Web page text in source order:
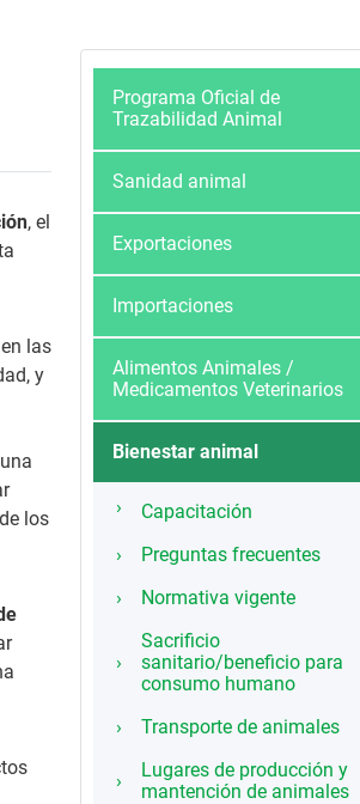
, el
las
y
los
Programa Oficial de
Trazabilidad Animal
Sanidad animal
Exportaciones
Importaciones
Alimentos Animales /
Medicamentos Veterinarios
Bienestar animal
Capacitación
Preguntas frecuentes
Normativa vigente
Sacrificio
sanitario/beneficio para
consumo humano
Transporte de animales
Lugares de producción y
mantención de animales